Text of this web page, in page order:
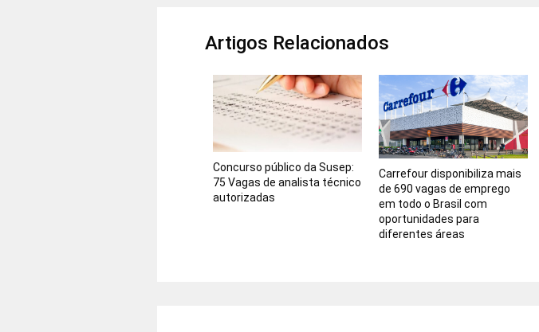
Artigos Relacionados
Concurso público da Susep:
75 Vagas de analista técnico
autorizadas
Carrefour disponibiliza mais
de 690 vagas de emprego
em todo o Brasil com
oportunidades para
diferentes áreas